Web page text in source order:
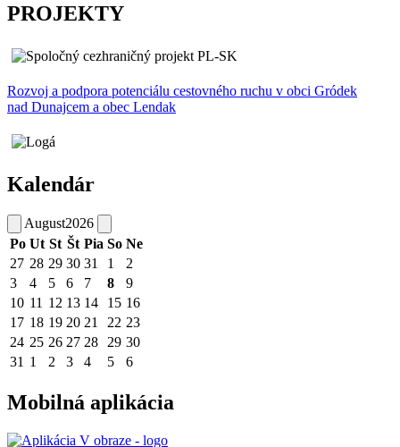
PROJEKTY
Rozvoj a podpora potenciálu cestovného ruchu v obci Gródek
nad Dunajcem a obec Lendak
Kalendár
August2026
Po Ut St Št Pia So Ne
27 28 29 30 31 1
2
3
4 5 6 7 8
9
10 11 12 13 14 15 16
17 18 19 20 21 22 23
24 25 26 27 28 29 30
31 1 2 3 4 5 6
Mobilná aplikácia